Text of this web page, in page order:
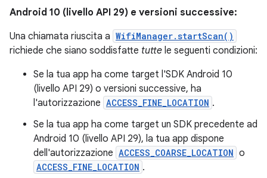
Android 10 (livello API 29) e versioni successive:
Una chiamata riuscita a WifiManager.startScan()
richiede che siano soddisfatte tutte le seguenti condizioni:
Se la tua app ha come target l'SDK Android 10
(livello API 29) o versioni successive, ha
l'autorizzazione ACCESS_FINE_LOCATION .
Se la tua app ha come target un SDK precedente ad
Android 10 (livello API 29), la tua app dispone
dell'autorizzazione ACCESS_COARSE_LOCATION o
ACCESS_FINE_LOCATION .